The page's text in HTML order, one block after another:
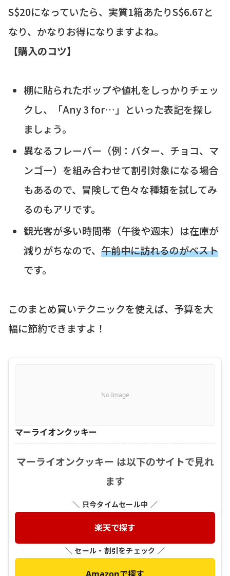
S$20になっていたら、実質1箱あたりS$6.67と
なり、かなりお得になりますよね。
【購入のコツ】
棚に貼られたポップや値札をしっかりチェッ
クし、「Any 3 for…」といった表記を探し
ましょう。
異なるフレーバー（例：バター、チョコ、マ
ンゴー）を組み合わせて割引対象になる場合
もあるので、冒険して色々な種類を試してみ
るのもアリです。
観光客が多い時間帯（午後や週末）は在庫が
減りがちなので、 午前中に訪れるのがベスト
です。
このまとめ買いテクニックを使えば、予算を大
幅に節約できますよ！
No Image
マーライオンクッキー
マーライオンクッキー は以下のサイトで見れ
ます
＼ 只今タイムセール中 ／
楽天で探す
＼ セール・割引をチェック ／